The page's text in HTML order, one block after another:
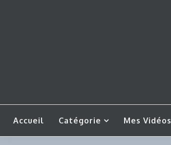
Accueil Catégorie Mes Vidéos